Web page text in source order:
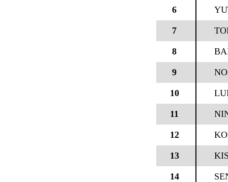
6
7
8
9
10
11
12
13
14